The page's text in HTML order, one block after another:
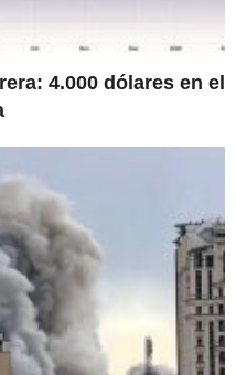
4.000 dólares en el